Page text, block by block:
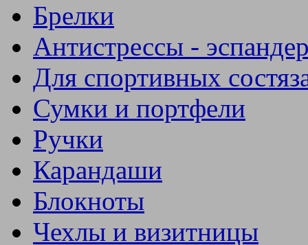
Брелки
Антистрессы -
Для спортивных
Сумки и портфели
Ручки
Карандаши
Блокноты
Чехлы и визитницы